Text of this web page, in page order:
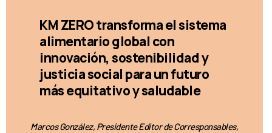
KM ZERO transforma el sistema
alimentario global con
innovación, sostenibilidad y
justicia social para un futuro
más equitativo y saludable
Marcos González, Presidente Editor de Corresponsables,